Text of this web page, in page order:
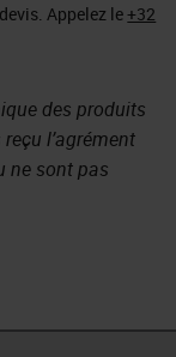
Appelez le+32
des produits
l’agrément
ne sont pas